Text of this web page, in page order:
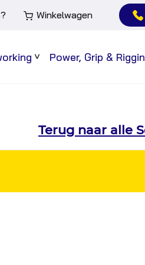
Winkelwagen
Sub
Power, Grip &
Terug naar alle